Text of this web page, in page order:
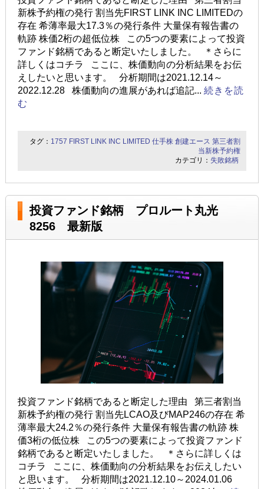
新株予約権の発行 割当先FIRST LINK INC LIMITEDの
存在 希薄率最大17.3％の発行条件 大量保有報告書の
軌跡 株価2桁の超低位株 この5つの要素によって投資
ファンド銘柄であると断定いたしました。 ＊さらに
詳しくはコチラ ここに、株価動向の分析結果をお伝
えしたいと思います。 分析期間は2021.12.14～
2022.12.28 株価動向の進展があれば追記... 続きを読
む
タグ： 1757 FIRST LINK INC LIMITED 仕手株 創建エース 第三者割
当新株予約権
カテゴリ： 失敗銘柄
投資ファンド銘柄 プロルート丸光
8256 最新版
投資ファンド銘柄であると断定した理由 第三者割当
新株予約権の発行 割当先LCAO及びMAP246の存在 希
薄率最大24.2％の発行条件 大量保有報告書の軌跡 株
価3桁の低位株 この5つの要素によって投資ファンド
銘柄であると断定いたしました。 ＊さらに詳しくは
コチラ ここに、株価動向の分析結果をお伝えしたい
と思います。 分析期間は2021.12.10～2024.01.06